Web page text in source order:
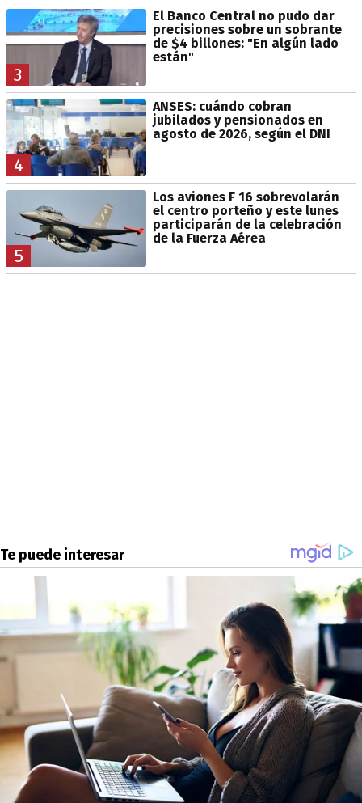
3
El Banco Central no pudo dar
precisiones sobre un sobrante
de $4 billones: "En algún lado
están"
4
ANSES: cuándo cobran
jubilados y pensionados en
agosto de 2026, según el DNI
5
Los aviones F 16 sobrevolarán
el centro porteño y este lunes
participarán de la celebración
de la Fuerza Aérea